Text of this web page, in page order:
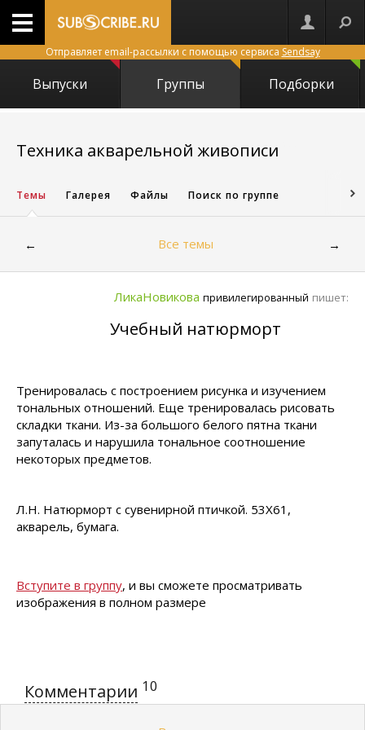
Отправляет email-рассылки с помощью сервиса Sendsay
Выпуски Группы Подборки
Техника акварельной живописи
Темы Галерея Файлы Поиск по группе
← Все темы →
ЛикаНовикова привилегированный пишет:
Учебный натюрморт
Тренировалась с построением рисунка и изучением
тональных отношений. Еще тренировалась рисовать
складки ткани. Из-за большого белого пятна ткани
запуталась и нарушила тональное соотношение
некоторых предметов.
Л.Н. Натюрморт с сувенирной птичкой. 53Х61,
акварель, бумага.
Вступите в группу, и вы сможете просматривать
изображения в полном размере
Комментарии 10